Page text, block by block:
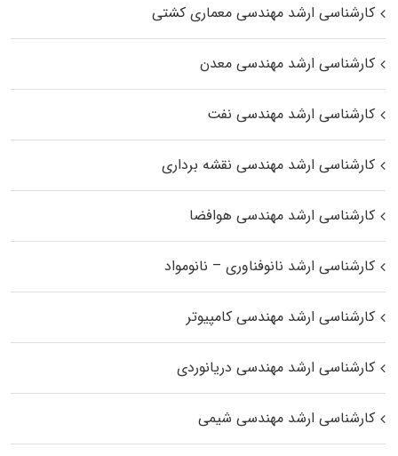
کارشناسی ارشد مهندسی معماری کشتی
کارشناسی ارشد مهندسی معدن
کارشناسی ارشد مهندسی نفت
کارشناسی ارشد مهندسی نقشه برداری
کارشناسی ارشد مهندسی هوافضا
کارشناسی ارشد نانوفناوری – نانومواد
کارشناسی ارشد مهندسی کامپیوتر
کارشناسی ارشد مهندسی دریانوردی
کارشناسی ارشد مهندسی شیمی